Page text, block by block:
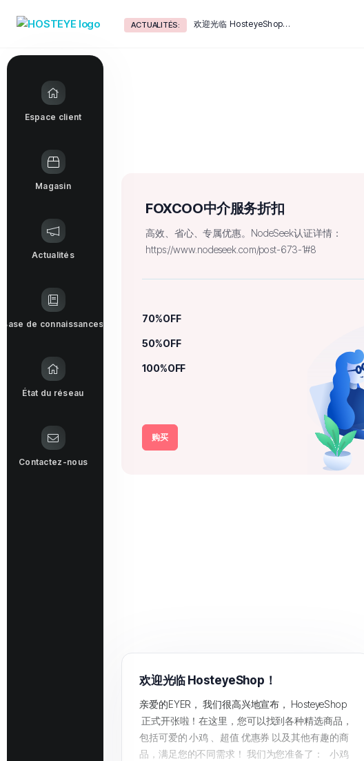
ACTUALITÉS: 欢迎光临 HosteyeShop！
Espace client
Magasin
Actualités
Base de connaissances
État du réseau
Contactez-nous
FOXCOO中介服务折扣
高效、省心、专属优惠。NodeSeek认证详情：
https://www.nodeseek.com/post-673-1#8
70%OFF
50%OFF
100%OFF
购买
欢迎光临 HosteyeShop！
亲爱的EYER， 我们很高兴地宣布， HosteyeShop
正式开张啦！在这里，您可以找到各种精选商品，
包括可爱的 小鸡 、超值 优惠券 以及其他有趣的商
品，满足您的不同需求！ 我们为您准备了： 小鸡